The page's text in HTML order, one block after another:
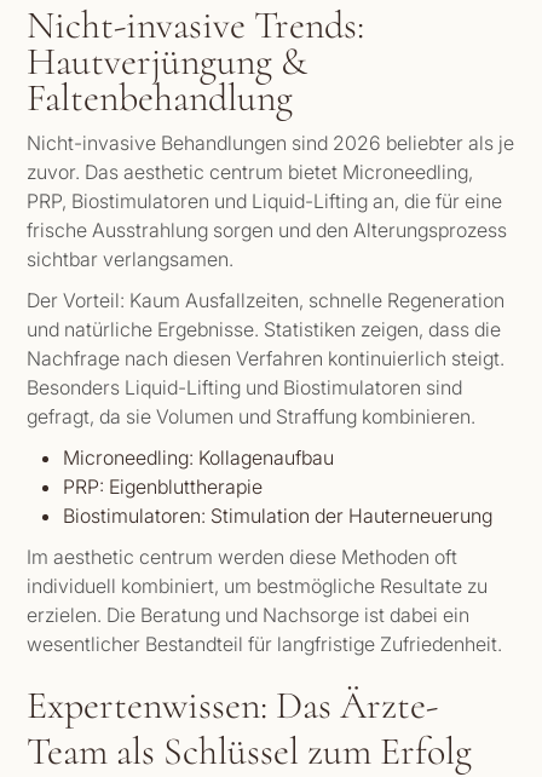
Nicht-invasive Trends:
Hautverjüngung &
Faltenbehandlung
Nicht-invasive Behandlungen sind 2026 beliebter als je
zuvor. Das aesthetic centrum bietet Microneedling,
PRP, Biostimulatoren und Liquid-Lifting an, die für eine
frische Ausstrahlung sorgen und den Alterungsprozess
sichtbar verlangsamen.
Der Vorteil: Kaum Ausfallzeiten, schnelle Regeneration
und natürliche Ergebnisse. Statistiken zeigen, dass die
Nachfrage nach diesen Verfahren kontinuierlich steigt.
Besonders Liquid-Lifting und Biostimulatoren sind
gefragt, da sie Volumen und Straffung kombinieren.
Microneedling: Kollagenaufbau
PRP: Eigenbluttherapie
Biostimulatoren: Stimulation der Hauterneuerung
Im aesthetic centrum werden diese Methoden oft
individuell kombiniert, um bestmögliche Resultate zu
erzielen. Die Beratung und Nachsorge ist dabei ein
wesentlicher Bestandteil für langfristige Zufriedenheit.
Expertenwissen: Das Ärzte-
Team als Schlüssel zum Erfolg